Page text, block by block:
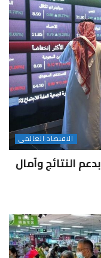
الاقتصاد العالمى
النتائج وآمال